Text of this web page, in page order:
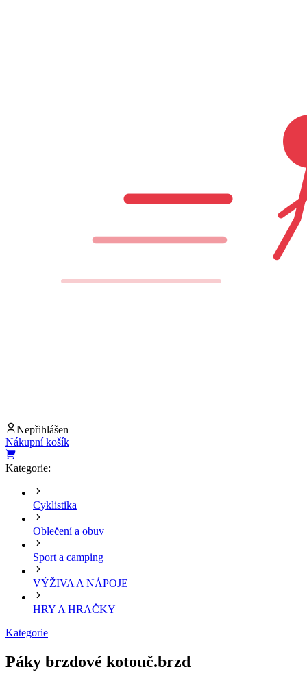
Nepřihlášen
Nákupní košík
Kategorie:
Cyklistika
Oblečení a obuv
Sport a camping
VÝŽIVA A NÁPOJE
HRY A HRAČKY
Kategorie
Páky brzdové kotouč.brzd